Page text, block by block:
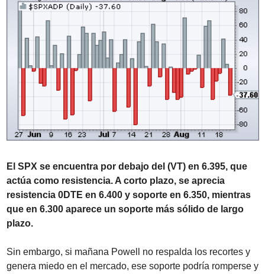
El SPX se encuentra por debajo del (VT) en 6.395, que
actúa como resistencia. A corto plazo, se aprecia
resistencia 0DTE en 6.400 y soporte en 6.350, mientras
que en 6.300 aparece un soporte más sólido de largo
plazo.
Sin embargo, si mañana Powell no respalda los recortes y
genera miedo en el mercado, ese soporte podría romperse y